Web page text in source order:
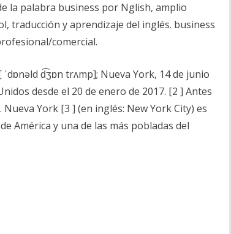
la palabra business por Nglish, amplio
traducción y aprendizaje del inglés. business
comercial.
d͡ʒɒn trʌmp]; Nueva York, 14 de junio
desde el 20 de enero de 2017. [2 ] Antes
York [3 ] (en inglés: New York City) es
América y una de las más pobladas del